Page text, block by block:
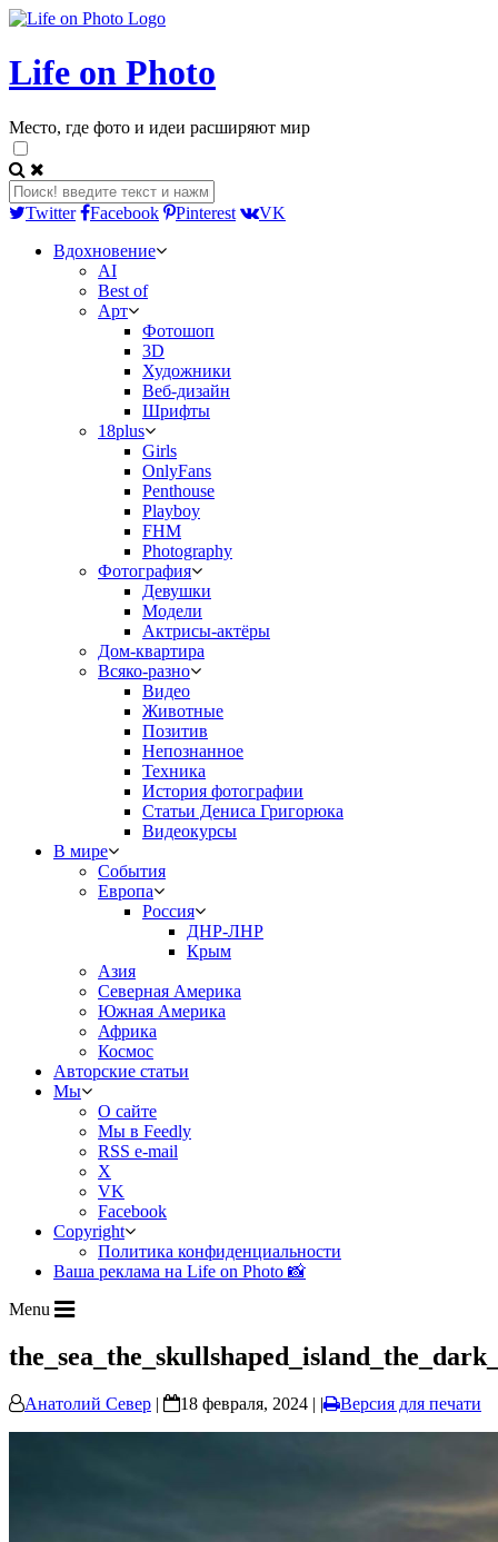
Life on Photo
Место, где фото и идеи расширяют мир
Twitter Facebook Pinterest
VK
Вдохновение
AI
Best of
Арт
Фотошоп
3D
Художники
Веб-дизайн
Шрифты
18plus
Girls
OnlyFans
Penthouse
Playboy
FHM
Photography
Фотография
Девушки
Модели
Актрисы-актёры
Дом-квартира
Всяко-разно
Видео
Животные
Позитив
Непознанное
Техника
История фотографии
Статьи Дениса Григорюка
Видеокурсы
В мире
События
Европа
Россия
ДНР-ЛНР
Крым
Азия
Северная Америка
Южная Америка
Африка
Космос
Авторские статьи
Мы
О сайте
Мы в Feedly
RSS e-mail
X
VK
Facebook
Copyright
Политика конфиденциальности
Ваша реклама на Life on Photo 📸
Menu
Анатолий Север | 18 февраля, 2024 | | Версия для печати